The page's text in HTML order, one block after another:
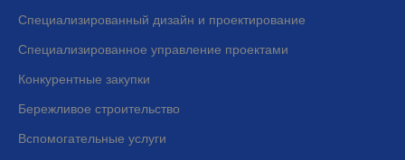
Специализированный дизайн и проектирование
Специализированное управление проектами
Конкурентные закупки
Бережливое строительство
Вспомогательные услуги